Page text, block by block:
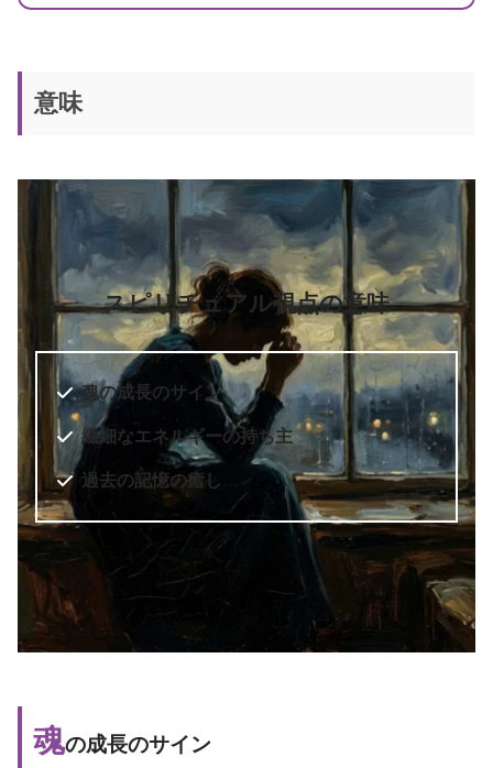
意味
スピリチュアル視点の意味
魂の成長のサイン
繊細なエネルギーの持ち主
過去の記憶の癒し
魂の成長のサイン